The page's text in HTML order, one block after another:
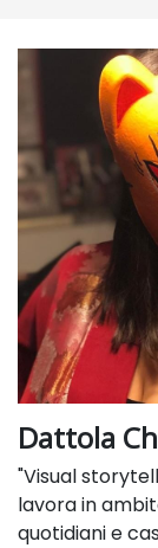
Dattola
"Visual
lavora in
quotidiani e